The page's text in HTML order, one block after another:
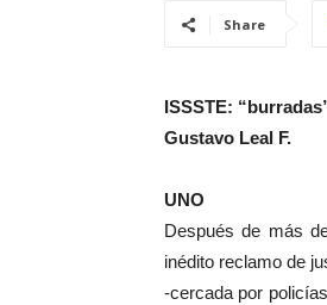
Share
ISSSTE:
Gustavo Leal F.
UNO
Después de más
inédito reclamo de
-cercada por